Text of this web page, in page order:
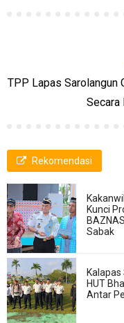
TPP Lapas Sarolangun
Secara
Rekomendasi
Kunci
Sabak
HUT
Antar